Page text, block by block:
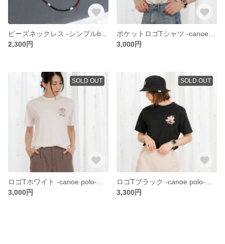
2,300円
3,000円
SOLD OUT
3,000円
SOLD OUT
3,300円